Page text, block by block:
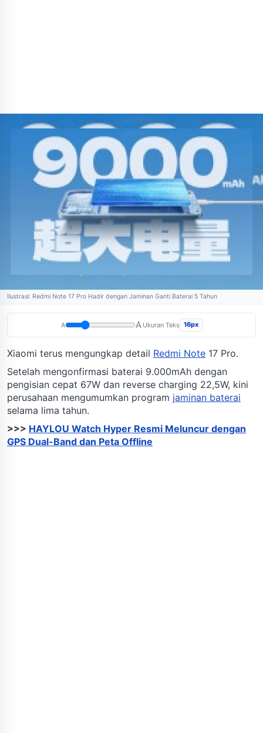
Ilustrasi: Redmi Note 17 Pro Hadir dengan Jaminan Ganti Baterai 5 Tahun
A A Ukuran Teks 16px
Xiaomi terus mengungkap detail Redmi Note 17 Pro.
Setelah mengonfirmasi baterai 9.000mAh dengan
pengisian cepat 67W dan reverse charging 22,5W, kini
perusahaan mengumumkan program jaminan baterai
selama lima tahun.
>>> HAYLOU Watch Hyper Resmi Meluncur dengan
GPS Dual-Band dan Peta Offline